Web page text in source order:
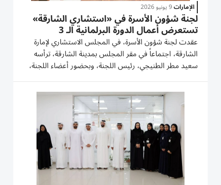
الإمارات9 يونيو 2026
لجنة شؤون الأسرة في «استشاري الشارقة»
تستعرض أعمال الدورة البرلمانية الـ 3
عقدت لجنة شؤون الأسرة، في المجلس الاستشاري لإمارة
الشارقة، اجتماعاً في مقر المجلس بمدينة الشارقة، ترأسه
سعيد مطر الطنيجي، رئيس اللجنة، وبحضور أعضاء اللجنة،
وممثلي الأمانة العامة للمجلس. وجاء هذا الاجتماع في سياق
ختام أعمال اللجنة للدورة البرلمانية الثالثة، من دور...